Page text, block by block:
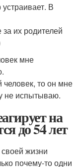
устраивает. В
их родителей
мне
то он мне
не испытываю.
на
до 54 лет
жизни
почему-то одни